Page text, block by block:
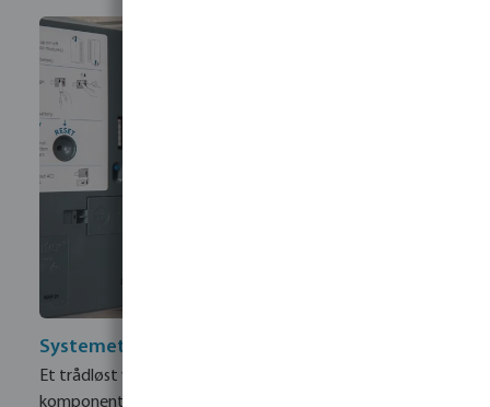
Systemets komponenter
Et trådløst ventilstyringssystem består af flere
komponenter, der arbejder sammen om at sikre en stabil